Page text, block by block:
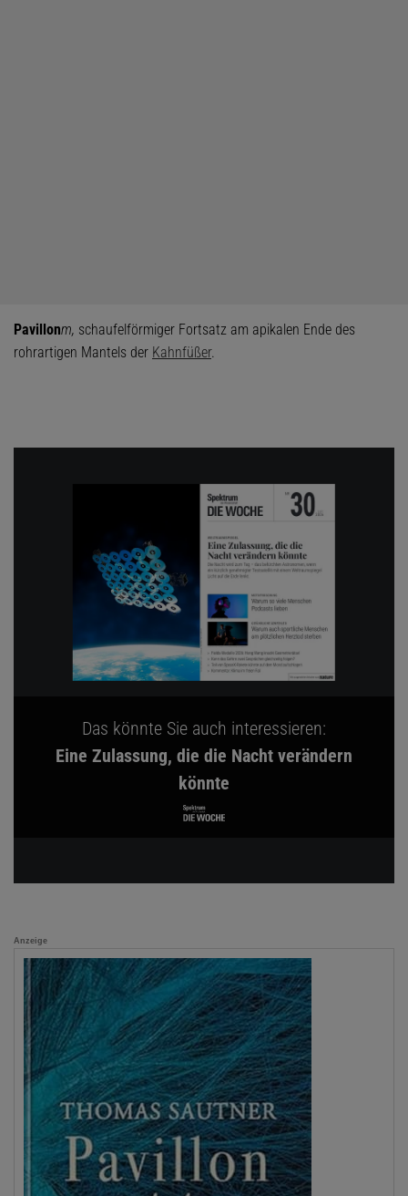
Pavillonm, schaufelförmiger Fortsatz am apikalen Ende des
rohrartigen Mantels der Kahnfüßer.
Das könnte Sie auch interessieren:
Eine Zulassung, die die Nacht verändern
könnte
Anzeige